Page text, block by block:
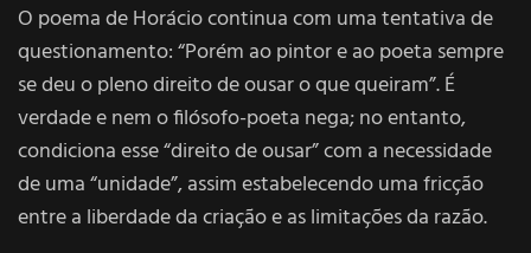
O poema de Horácio continua com uma tentativa de
questionamento: “Porém ao pintor e ao poeta sempre
se deu o pleno direito de ousar o que queiram”. É
verdade e nem o filósofo-poeta nega; no entanto,
condiciona esse “direito de ousar” com a necessidade
de uma “unidade”, assim estabelecendo uma fricção
entre a liberdade da criação e as limitações da razão.